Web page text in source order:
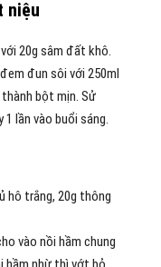
niệu
20g sâm đất khô.
đun sôi với 250ml
bột mịn. Sử
lần vào buổi sáng.
hô trắng, 20g thông
vào nồi hầm chung